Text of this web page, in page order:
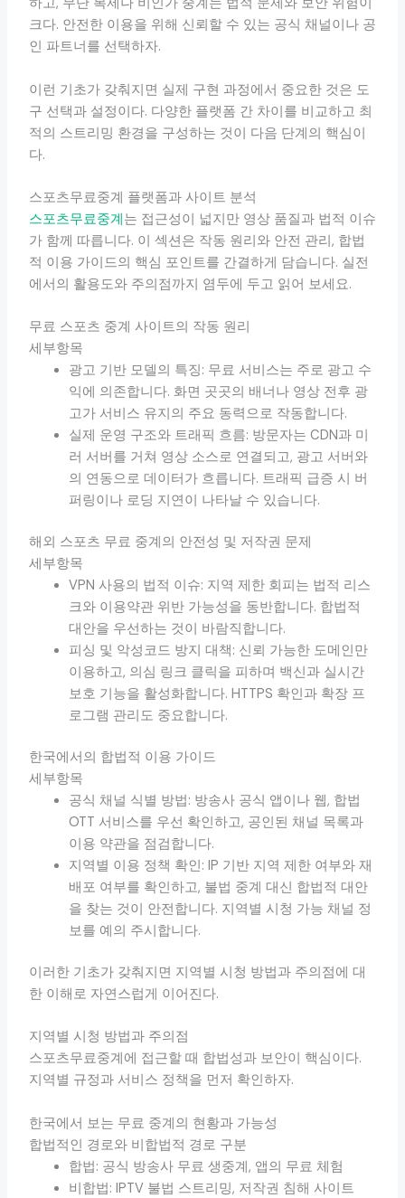
하고, 무단 복제나 비인가 중계는 법적 문제와 보안 위험이
크다. 안전한 이용을 위해 신뢰할 수 있는 공식 채널이나 공
인 파트너를 선택하자.
이런 기초가 갖춰지면 실제 구현 과정에서 중요한 것은 도
구 선택과 설정이다. 다양한 플랫폼 간 차이를 비교하고 최
적의 스트리밍 환경을 구성하는 것이 다음 단계의 핵심이
다.
스포츠무료중계 플랫폼과 사이트 분석
스포츠무료중계는 접근성이 넓지만 영상 품질과 법적 이슈
가 함께 따릅니다. 이 섹션은 작동 원리와 안전 관리, 합법
적 이용 가이드의 핵심 포인트를 간결하게 담습니다. 실전
에서의 활용도와 주의점까지 염두에 두고 읽어 보세요.
무료 스포츠 중계 사이트의 작동 원리
세부항목
광고 기반 모델의 특징: 무료 서비스는 주로 광고 수
익에 의존합니다. 화면 곳곳의 배너나 영상 전후 광
고가 서비스 유지의 주요 동력으로 작동합니다.
실제 운영 구조와 트래픽 흐름: 방문자는 CDN과 미
러 서버를 거쳐 영상 소스로 연결되고, 광고 서버와
의 연동으로 데이터가 흐릅니다. 트래픽 급증 시 버
퍼링이나 로딩 지연이 나타날 수 있습니다.
해외 스포츠 무료 중계의 안전성 및 저작권 문제
세부항목
VPN 사용의 법적 이슈: 지역 제한 회피는 법적 리스
크와 이용약관 위반 가능성을 동반합니다. 합법적
대안을 우선하는 것이 바람직합니다.
피싱 및 악성코드 방지 대책: 신뢰 가능한 도메인만
이용하고, 의심 링크 클릭을 피하며 백신과 실시간
보호 기능을 활성화합니다. HTTPS 확인과 확장 프
로그램 관리도 중요합니다.
한국에서의 합법적 이용 가이드
세부항목
공식 채널 식별 방법: 방송사 공식 앱이나 웹, 합법
OTT 서비스를 우선 확인하고, 공인된 채널 목록과
이용 약관을 점검합니다.
지역별 이용 정책 확인: IP 기반 지역 제한 여부와 재
배포 여부를 확인하고, 불법 중계 대신 합법적 대안
을 찾는 것이 안전합니다. 지역별 시청 가능 채널 정
보를 예의 주시합니다.
이러한 기초가 갖춰지면 지역별 시청 방법과 주의점에 대
한 이해로 자연스럽게 이어진다.
지역별 시청 방법과 주의점
스포츠무료중계에 접근할 때 합법성과 보안이 핵심이다.
지역별 규정과 서비스 정책을 먼저 확인하자.
한국에서 보는 무료 중계의 현황과 가능성
합법적인 경로와 비합법적 경로 구분
합법: 공식 방송사 무료 생중계, 앱의 무료 체험
비합법: IPTV 불법 스트리밍, 저작권 침해 사이트